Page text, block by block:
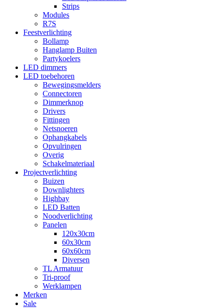
Strips
Modules
R7S
Feestverlichting
Bollamp
Hanglamp Buiten
Partykoelers
LED dimmers
LED toebehoren
Bewegingsmelders
Connectoren
Dimmerknop
Drivers
Fittingen
Netsnoeren
Ophangkabels
Opvulringen
Overig
Schakelmateriaal
Projectverlichting
Buizen
Downlighters
Highbay
LED Batten
Noodverlichting
Panelen
120x30cm
60x30cm
60x60cm
Diversen
TL Armatuur
Tri-proof
Werklampen
Merken
Sale